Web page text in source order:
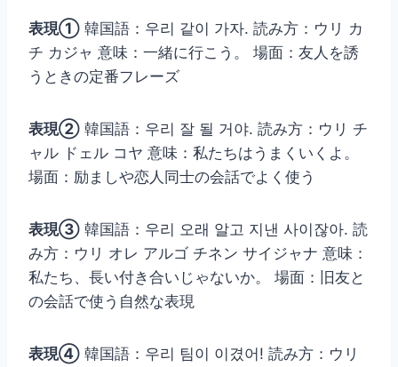
表現① 韓国語：우리 같이 가자. 読み方：ウリ カ
チ カジャ 意味：一緒に行こう。 場面：友人を誘
うときの定番フレーズ
表現② 韓国語：우리 잘 될 거야. 読み方：ウリ チ
ャル ドェル コヤ 意味：私たちはうまくいくよ。
場面：励ましや恋人同士の会話でよく使う
表現③ 韓国語：우리 오래 알고 지낸 사이잖아. 読
み方：ウリ オレ アルゴ チネン サイジャナ 意味：
私たち、長い付き合いじゃないか。 場面：旧友と
の会話で使う自然な表現
表現④ 韓国語：우리 팀이 이겼어! 読み方：ウリ